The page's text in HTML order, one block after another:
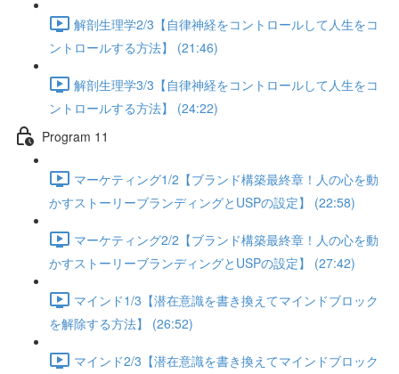
解剖生理学2/3【自律神経をコントロールして人生をコ
ントロールする方法】 (21:46)
解剖生理学3/3【自律神経をコントロールして人生をコ
ントロールする方法】 (24:22)
Program 11
マーケティング1/2【ブランド構築最終章！人の心を動
かすストーリーブランディングとUSPの設定】 (22:58)
マーケティング2/2【ブランド構築最終章！人の心を動
かすストーリーブランディングとUSPの設定】 (27:42)
マインド1/3【潜在意識を書き換えてマインドブロック
を解除する方法】 (26:52)
マインド2/3【潜在意識を書き換えてマインドブロック